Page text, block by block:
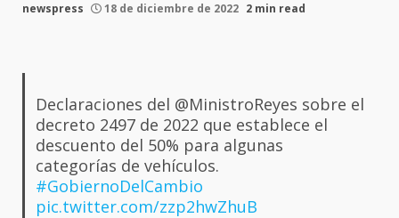
newspress 18 de diciembre de 2022 2 min read
Declaraciones del @MinistroReyes sobre el
decreto 2497 de 2022 que establece el
descuento del 50% para algunas
categorías de vehículos.
#GobiernoDelCambio
pic.twitter.com/zzp2hwZhuB